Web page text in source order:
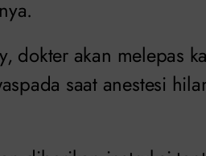
dokter akan melepas
saat anestesi